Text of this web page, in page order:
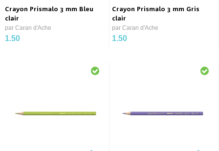
Crayon Prismalo 3 mm Bleu
clair
par Caran d'Ache
1.50
Crayon Prismalo 3 mm Gris
clair
par Caran d'Ache
1.50